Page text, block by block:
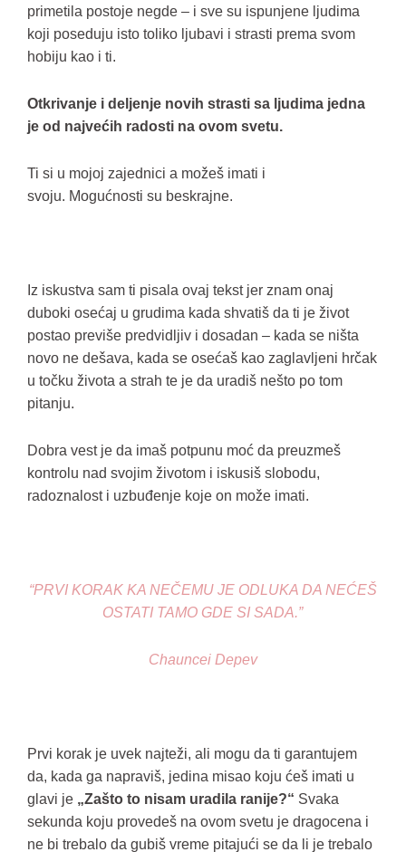
primetila postoje negde – i sve su ispunjene ljudima
koji poseduju isto toliko ljubavi i strasti prema svom
hobiju kao i ti.
Otkrivanje i deljenje novih strasti sa ljudima jedna
je od najvećih radosti na ovom svetu.
Ti si u mojoj zajednici a možeš imati i
svoju. Mogućnosti su beskrajne.
Iz iskustva sam ti pisala ovaj tekst jer znam onaj
duboki osećaj u grudima kada shvatiš da ti je život
postao previše predvidljiv i dosadan – kada se ništa
novo ne dešava, kada se osećaš kao zaglavljeni hrčak
u točku života a strah te je da uradiš nešto po tom
pitanju.
Dobra vest je da imaš potpunu moć da preuzmeš
kontrolu nad svojim životom i iskusiš slobodu,
radoznalost i uzbuđenje koje on može imati.
“PRVI KORAK KA NEČEMU JE ODLUKA DA NEĆEŠ
OSTATI TAMO GDE SI SADA.”
Chauncei Depev
Prvi korak je uvek najteži, ali mogu da ti garantujem
da, kada ga napraviš, jedina misao koju ćeš imati u
glavi je „Zašto to nisam uradila ranije?“ Svaka
sekunda koju provedeš na ovom svetu je dragocena i
ne bi trebalo da gubiš vreme pitajući se da li je trebalo